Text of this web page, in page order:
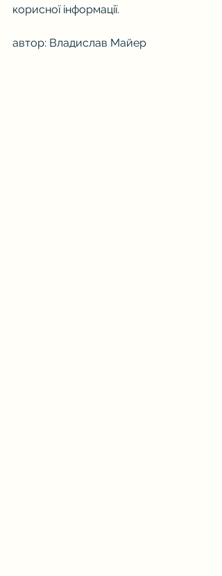
корисної інформації.
автор: Владислав Майер